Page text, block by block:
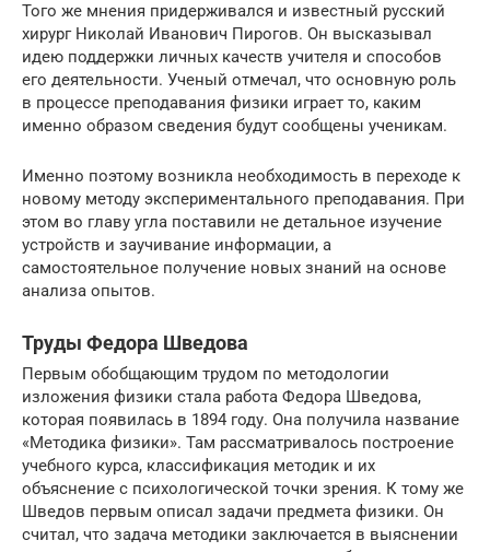
Того же мнения придерживался и известный русский
хирург Николай Иванович Пирогов. Он высказывал
идею поддержки личных качеств учителя и способов
его деятельности. Ученый отмечал, что основную роль
в процессе преподавания физики играет то, каким
именно образом сведения будут сообщены ученикам.
Именно поэтому возникла необходимость в переходе к
новому методу экспериментального преподавания. При
этом во главу угла поставили не детальное изучение
устройств и заучивание информации, а
самостоятельное получение новых знаний на основе
анализа опытов.
Труды Федора Шведова
Первым обобщающим трудом по методологии
изложения физики стала работа Федора Шведова,
которая появилась в 1894 году. Она получила название
«Методика физики». Там рассматривалось построение
учебного курса, классификация методик и их
объяснение с психологической точки зрения. К тому же
Шведов первым описал задачи предмета физики. Он
считал, что задача методики заключается в выяснении